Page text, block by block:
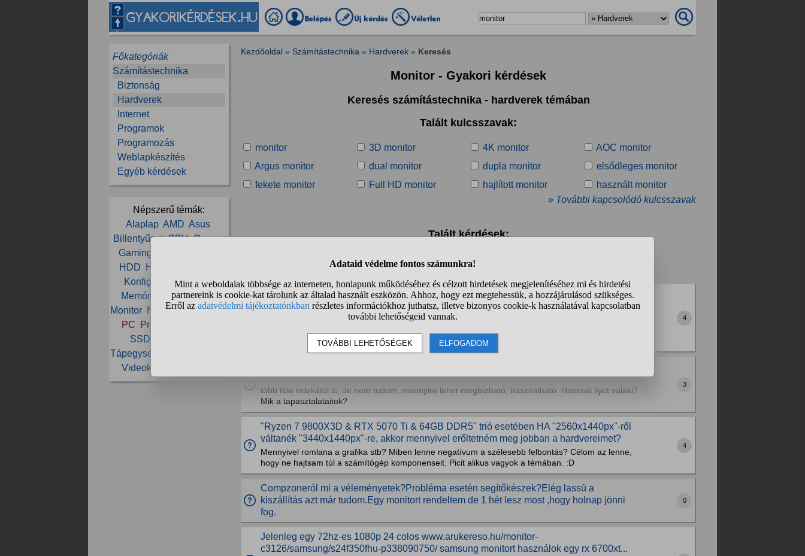
Főkategóriák
Számítástechnika
Biztonság
Hardverek
Internet
Programok
Programozás
Weblapkészítés
Egyéb kérdések
Népszerű témák:
Alaplap AMD Asus
Billentyűzet CPU Gamer
Gaming
HDD
Hiba
Konfiguráció Laptop
Memória
Merevlemez
Monitor Notebook NVIDIA
PC
Processzor
SSD
Tápegység
Videokártya
Kezdőoldal » Számítástechnika » Hardverek » Keresés
Monitor - Gyakori kérdések
Keresés számítástechnika - hardverek témában
Talált kulcsszavak:
monitor 3D monitor 4K monitor
AOC monitor
Argus monitor
dual monitor dupla monitor
elsődleges monitor
fekete monitor
Full HD monitor hajlított monitor
használt monitor
» További kapcsolódó kulcsszavak
Talált kérdések:
1 2 3 4 5 6 7
Display port - usb-c Lenovo Loq 15IRX9 laptopról van szó, amihez vettem egy asus rog
monitort ami 2560x1440p 255Hz viszont nincs a laptopon display...
HDMI csatlakozóval rosszabb a minősége, és ha minden igaz akkor van egy kábel aminek az egyik
laptop kompatibilis-e USB‑C 3.2 Gen 2 csatlakozóval ami DP 1.4 HBR3 32.4...
4
Van valakinek tapasztalata laptophoz hordozható külső monitorral? Hirdetéseket láttam a neten
több féle márkától is, de nem tudom, mennyire lehet megbízható, használható. Használ ilyet valaki?
Mik a tapasztalataitok?
3
"Ryzen 7 9800X3D & RTX 5070 Ti & 64GB DDR5" trió esetében HA "2560x1440px"-ről
váltanék "3440x1440px"-re, akkor mennyivel erőltetném meg jobban a hardvereimet?
Mennyivel romlana a grafika stb? Miben lenne negatívum a szélesebb felbontás? Célom az lenne,
hogy ne hajtsam túl a számítógép komponenseit. Picit alikus vagyok a témában. :D
4
Compzoneról mi a véleményetek?Probléma esetén segítőkészek?Elég lassú a
kiszállítás azt már tudom.Egy monitort rendeltem de 1 hét lesz most ,hogy holnap jönni
fog.
0
Jelenleg egy 72hz-es 1080p 24 colos www.arukereso.hu/monitor-
c3126/samsung/s24f350fhu-p338090750/ samsung monitort használok egy rx 6700xt...